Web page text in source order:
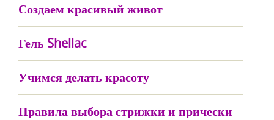
Создаем красивый живот
Гель Shellac
Учимся делать красоту
Правила выбора стрижки и прически